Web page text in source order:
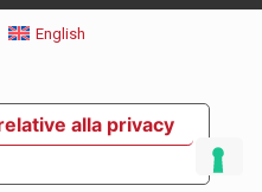
English
alla privacy